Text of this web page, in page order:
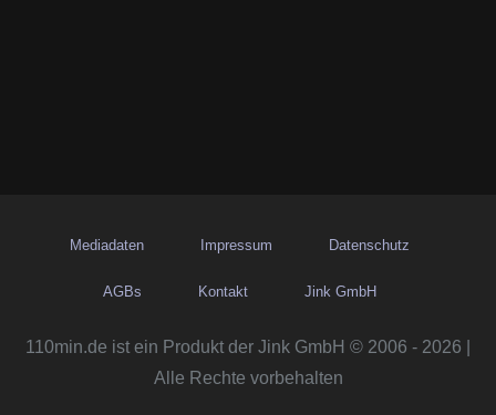
Mediadaten Impressum Datenschutz
AGBs Kontakt Jink GmbH
110min.de ist ein Produkt der Jink GmbH © 2006 - 2026 |
Alle Rechte vorbehalten